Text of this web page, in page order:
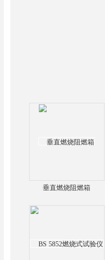
垂直燃烧阻燃箱